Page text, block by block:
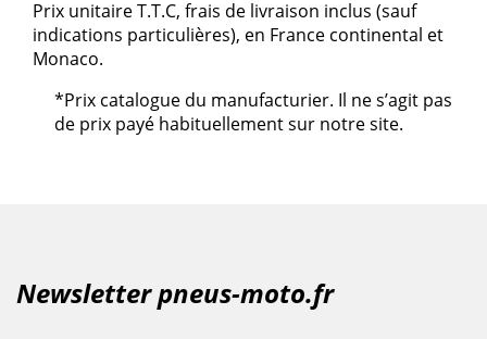
Prix unitaire T.T.C, frais de livraison inclus (sauf
indications particulières), en France continental et
Monaco.
*Prix catalogue du manufacturier. Il ne s’agit pas
de prix payé habituellement sur notre site.
Newsletter pneus-moto.fr